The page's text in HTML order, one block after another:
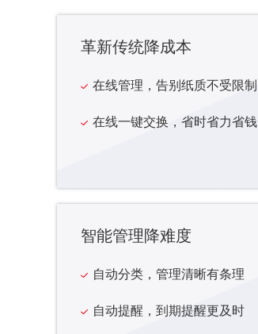
革新传统降成本
在线管理，告别纸质不受限制
在线一键交换，省时省力省钱
智能管理降难度
自动分类，管理清晰有条理
自动提醒，到期提醒更及时